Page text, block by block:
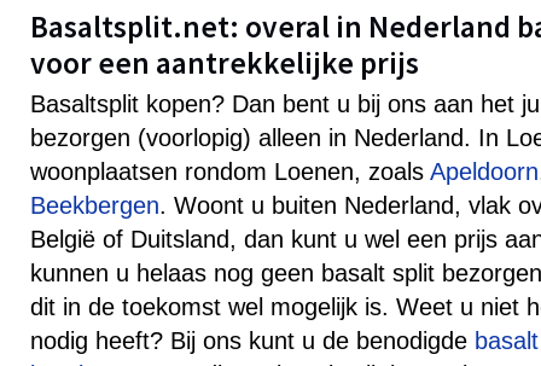
Basaltsplit.net: overal in Nederland
voor een aantrekkelijke prijs
Basaltsplit kopen? Dan bent u bij ons aan het
bezorgen (voorlopig) alleen in Nederland. In
woonplaatsen rondom Loenen, zoals Apeldoorn
Beekbergen. Woont u buiten Nederland, vlak
België of Duitsland, dan kunt u wel een prijs
kunnen u helaas nog geen basalt split
dit in de toekomst wel mogelijk is. Weet u niet
nodig heeft? Bij ons kunt u de benodigde